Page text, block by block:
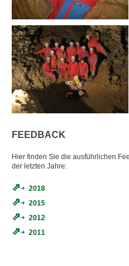
FEEDBACK
Hier finden Sie die ausführlichen
der letzten Jahre:
2018
2015
2012
2011